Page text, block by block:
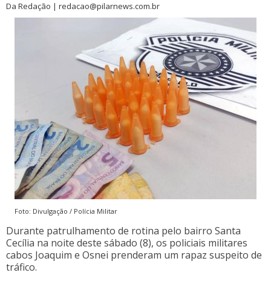
Da Redação | redacao@pilarnews.com.br
Foto: Divulgação / Polícia Militar
Durante patrulhamento de rotina pelo bairro Santa
Cecília na noite deste sábado (8), os policiais militares
cabos Joaquim e Osnei prenderam um rapaz suspeito de
tráfico.